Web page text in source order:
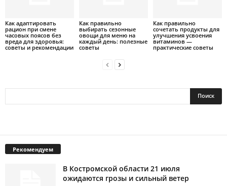
Как адаптировать
рацион при смене
часовых поясов без
вреда для здоровья:
советы и рекомендации
Как правильно
выбирать сезонные
овощи для меню на
каждый день: полезные
советы
Как правильно
сочетать продукты для
улучшения усвоения
витаминов —
практические советы
Рекомендуем
В Костромской области 21 июля
ожидаются грозы и сильный ветер